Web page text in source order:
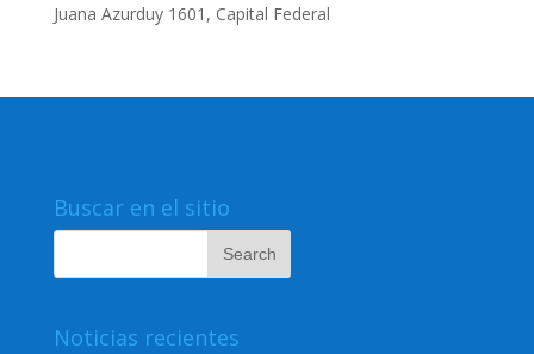
Juana Azurduy 1601, Capital Federal
Buscar en el sitio
Noticias recientes